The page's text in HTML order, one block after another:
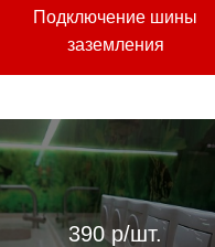
Подключение шины
заземления
390 р/шт.